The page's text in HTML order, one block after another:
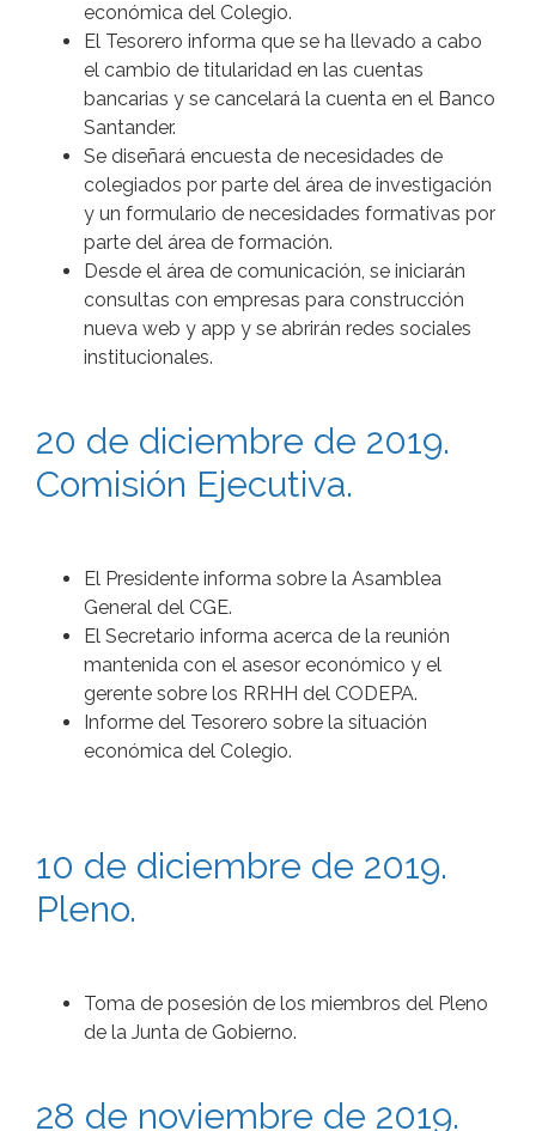
económica del Colegio.
El Tesorero informa que se ha llevado a cabo
el cambio de titularidad en las cuentas
bancarias y se cancelará la cuenta en el Banco
Santander.
Se diseñará encuesta de necesidades de
colegiados por parte del área de investigación
y un formulario de necesidades formativas por
parte del área de formación.
Desde el área de comunicación, se iniciarán
consultas con empresas para construcción
nueva web y app y se abrirán redes sociales
institucionales.
20 de diciembre de 2019.
Comisión Ejecutiva.
El Presidente informa sobre la Asamblea
General del CGE.
El Secretario informa acerca de la reunión
mantenida con el asesor económico y el
gerente sobre los RRHH del CODEPA.
Informe del Tesorero sobre la situación
económica del Colegio.
10 de diciembre de 2019.
Pleno.
Toma de posesión de los miembros del Pleno
de la Junta de Gobierno.
28 de noviembre de 2019.